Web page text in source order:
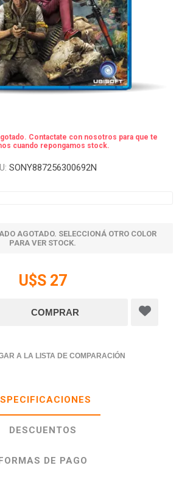
Contactate con nosotros para que te
cuando repongamos stock.
SONY887256300692N
AGOTADO. SELECCIONÁ OTRO COLOR
PARA VER STOCK.
U$S 27
A LA LISTA DE COMPARACIÓN
DESCUENTOS
DE PAGO